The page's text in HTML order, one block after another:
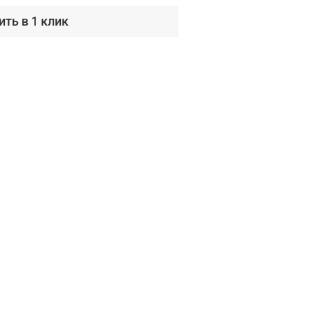
в 1 клик